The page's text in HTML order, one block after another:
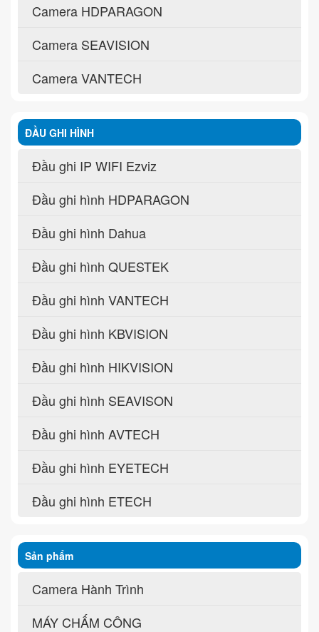
Camera HDPARAGON
Camera SEAVISION
Camera VANTECH
ĐẦU GHI HÌNH
Đầu ghi IP WIFI Ezviz
Đầu ghi hình HDPARAGON
Đầu ghi hình Dahua
Đầu ghi hình QUESTEK
Đầu ghi hình VANTECH
Đầu ghi hình KBVISION
Đầu ghi hình HIKVISION
Đầu ghi hình SEAVISON
Đầu ghi hình AVTECH
Đầu ghi hình EYETECH
Đầu ghi hình ETECH
Sản phẩm
Camera Hành Trình
MÁY CHẤM CÔNG